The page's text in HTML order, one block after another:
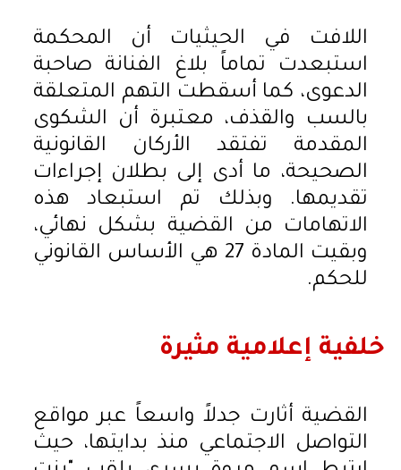
اللافت في الحيثيات أن المحكمة
استبعدت تماماً بلاغ الفنانة صاحبة
الدعوى، كما أسقطت التهم المتعلقة
بالسب والقذف، معتبرة أن الشكوى
المقدمة تفتقد الأركان القانونية
الصحيحة، ما أدى إلى بطلان إجراءات
تقديمها. وبذلك تم استبعاد هذه
الاتهامات من القضية بشكل نهائي،
وبقيت المادة 27 هي الأساس القانوني
للحكم.
خلفية إعلامية مثيرة
القضية أثارت جدلاً واسعاً عبر مواقع
التواصل الاجتماعي منذ بدايتها، حيث